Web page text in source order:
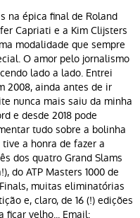
na épica final de Roland
Capriati e a Kim Clijsters
modalidade que sempre
O amor pelo jornalismo
lado a lado. Entrei
2008, ainda antes de ir
nunca mais saiu da minha
e desde 2018 pode
tudo sobre a bolinha
tive a honra de fazer a
dos quatro Grand Slams
do ATP Masters 1000 de
muitas eliminatórias
e, claro, de 16 (!) edições
ficar velho... Email: